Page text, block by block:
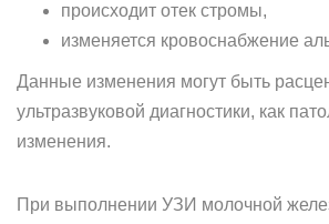
происходит отек стромы,
изменяется кровоснабжение
Данные изменения могут быть
ультразвуковой диагностики, как
изменения.
При выполнении УЗИ молочной